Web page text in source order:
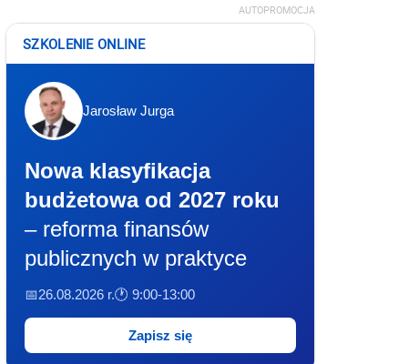
AUTOPROMOCJA
SZKOLENIE ONLINE
Jarosław Jurga
Nowa klasyfikacja
budżetowa od 2027 roku
– reforma finansów
publicznych w praktyce
📅26.08.2026 r.🕐 9:00-13:00
Zapisz się